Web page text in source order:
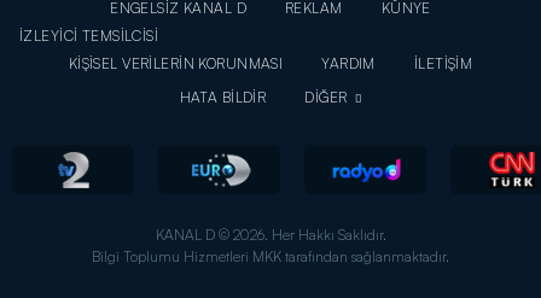
ENGELSİZ KANAL D REKLAM
KÜNYE
İZLEYİCİ TEMSİLCİSİ
KİŞİSEL VERİLERİN KORUNMASI
YARDIM
İLETİŞİM
HATA BİLDİR
DİĞER
KANAL D © 2026. Her Hakkı Saklıdır.
Bilgi Toplumu Hizmetleri MKK tarafından sağlanmaktadır.